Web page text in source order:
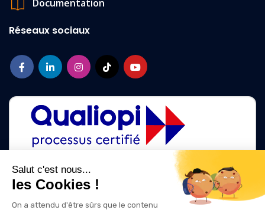
Salut c'est nous...
les Cookies !
On a attendu d'être sûrs que le contenu
Documentation
Réseaux sociaux
La certification qualité a été délivrée au titre des catégories d'action